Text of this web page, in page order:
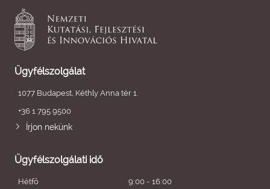
Ügyfélszolgálat
1077 Budapest, Kéthly Anna tér 1.
+36 1 795 9500
Írjon nekünk
Ügyfélszolgálati idő
Hétfő 9:00 - 16:00